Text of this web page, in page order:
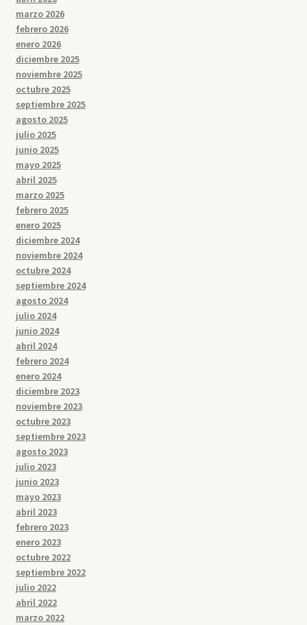
marzo 2026
febrero 2026
enero 2026
diciembre 2025
noviembre 2025
octubre 2025
septiembre 2025
agosto 2025
julio 2025
junio 2025
mayo 2025
abril 2025
marzo 2025
febrero 2025
enero 2025
diciembre 2024
noviembre 2024
octubre 2024
septiembre 2024
agosto 2024
julio 2024
junio 2024
abril 2024
febrero 2024
enero 2024
diciembre 2023
noviembre 2023
octubre 2023
septiembre 2023
agosto 2023
julio 2023
junio 2023
mayo 2023
abril 2023
febrero 2023
enero 2023
octubre 2022
septiembre 2022
julio 2022
abril 2022
marzo 2022